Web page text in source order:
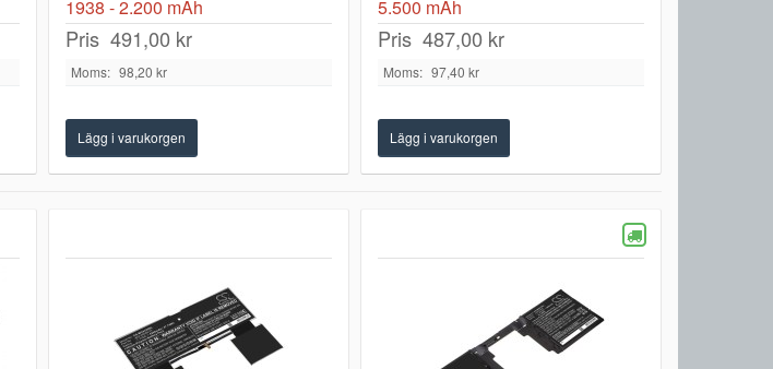
1938 - 2.200 mAh
Pris 491,00 kr
Moms: 98,20 kr
5.500 mAh
Pris 487,00 kr
Moms: 97,40 kr